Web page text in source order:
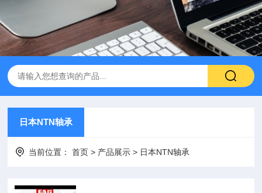
日本NTN轴承
当前位置：首页 > 产品展示 > 日本NTN轴承